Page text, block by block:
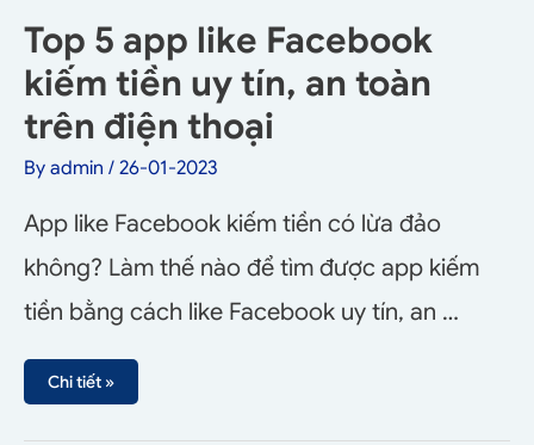
Top 5 app like Facebook
kiếm tiền uy tín, an toàn
trên điện thoại
By admin / 26-01-2023
App like Facebook kiếm tiền có lừa đảo
không? Làm thế nào để tìm được app kiếm
tiền bằng cách like Facebook uy tín, an …
Chi tiết »